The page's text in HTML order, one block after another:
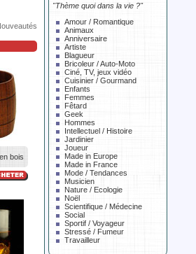
bois
"Thème quoi dans la vie ?"
Amour / Romantique
Animaux
Anniversaire
Artiste
Blagueur
Bricoleur / Auto-Moto
Ciné, TV, jeux vidéo
Cuisinier / Gourmand
Enfants
Femmes
Fêtard
Geek
Hommes
Intellectuel / Histoire
Jardinier
Joueur
Made in Europe
Made in France
Mode / Tendances
Musicien
Nature / Ecologie
Noël
Scientifique / Médecine
Social
Sportif / Voyageur
Stressé / Fumeur
Travailleur